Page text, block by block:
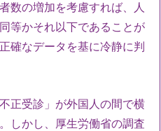
数の増加を考慮すれば、人
等かそれ以下であることが
確なデータを基に冷静に判
正受診」が外国人の間で横
しかし、厚生労働省の調査